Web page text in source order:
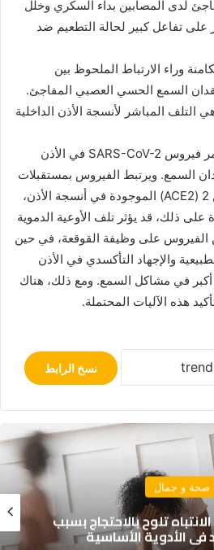
لدى المصابين بداء السكري وخلل
على تفاعل كبير لحالة التطعيم ضد
وراء الارتباط الملحوظ بين
وفقدان السمع الحسي العصبي المفاجئ.
التلف المباشر لأنسجة الأذن الداخلية
وبالإضافة إلى ذلك، قد يستمر فيروس SARS-CoV-2 في الأذن
السمع. ويرتبط الفيروس بمستقبلات
الإنزيم المحول للأنغيوتنسين 2 (ACE2) الموجودة في أنسجة الأذن،
على ذلك، قد يؤثر تلف الأوعية الدموية
الفيروس على وظيفة القوقعة، في حين
والإجهاد التأكسدي في الأذن
أكبر في مشاكل السمع. ومع ذلك، هناك
هذه الآليات المحتملة.
نسخ الرابط
صحة و جمال
تلوح بالاحتجاج بسبب
في الأدوية الأساسية